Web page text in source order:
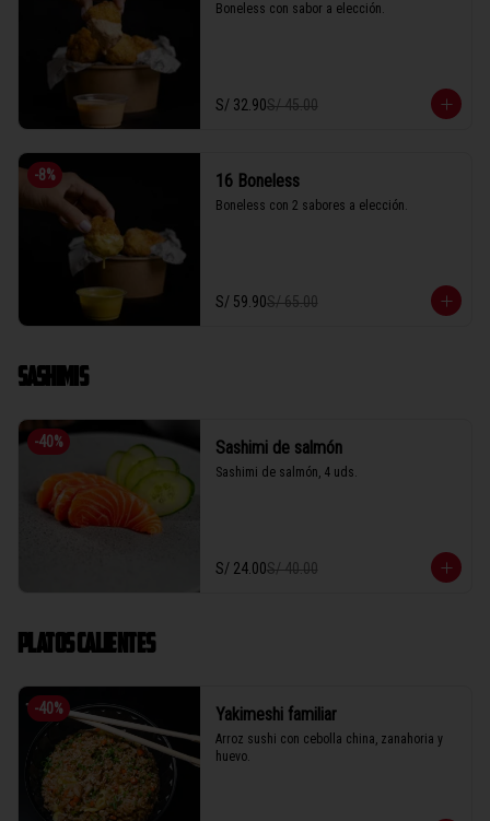
Boneless con sabor a elección.
S/ 32.90S/ 45.00
-8% 16 Boneless
Boneless con 2 sabores a elección.
S/ 59.90S/ 65.00
SASHIMIS
-40% Sashimi de salmón
Sashimi de salmón, 4 uds.
S/ 24.00S/ 40.00
PLATOS CALIENTES
-40% Yakimeshi familiar
Arroz sushi con cebolla china, zanahoria y
huevo.